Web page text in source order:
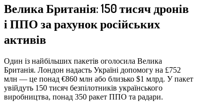
Велика Британія: 150 тисяч дронів
і ППО за рахунок російських
активів
Один із найбільших пакетів оголосила Велика
Британія. Лондон надасть Україні допомогу на £752
млн — це понад €860 млн або близько $1 млрд. У пакет
увійдуть 150 тисяч безпілотників українського
виробництва, понад 350 ракет ППО та радари.